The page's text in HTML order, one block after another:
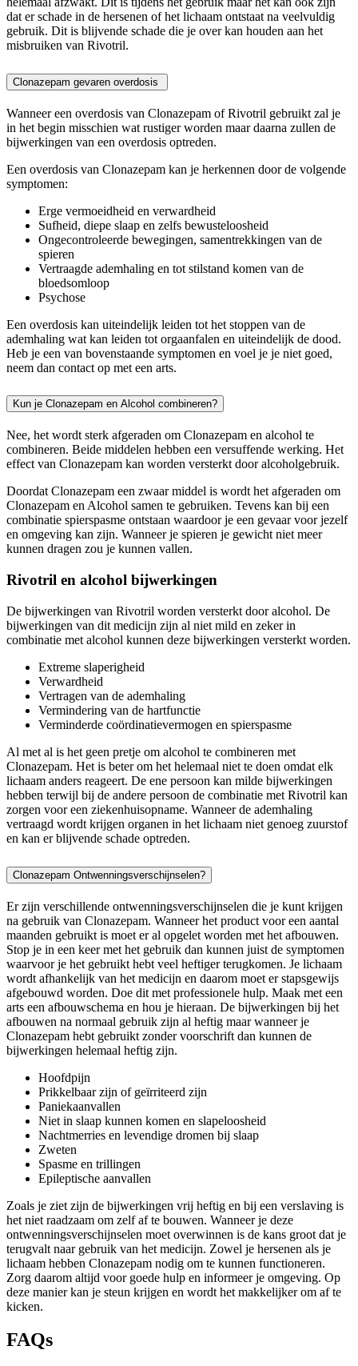
dat er schade in de hersenen of het lichaam ontstaat na veelvuldig
gebruik. Dit is blijvende schade die je over kan houden aan het
misbruiken van Rivotril.
Clonazepam gevaren overdosis
Wanneer een overdosis van Clonazepam of Rivotril gebruikt zal je
in het begin misschien wat rustiger worden maar daarna zullen de
bijwerkingen van een overdosis optreden.
Een overdosis van Clonazepam kan je herkennen door de volgende
symptomen:
Erge vermoeidheid en verwardheid
Sufheid, diepe slaap en zelfs bewusteloosheid
Ongecontroleerde bewegingen, samentrekkingen van de
spieren
Vertraagde ademhaling en tot stilstand komen van de
bloedsomloop
Psychose
Een overdosis kan uiteindelijk leiden tot het stoppen van de
ademhaling wat kan leiden tot orgaanfalen en uiteindelijk de dood.
Heb je een van bovenstaande symptomen en voel je je niet goed,
neem dan contact op met een arts.
Kun je Clonazepam en Alcohol combineren?
Nee, het wordt sterk afgeraden om Clonazepam en alcohol te
combineren. Beide middelen hebben een versuffende werking. Het
effect van Clonazepam kan worden versterkt door alcoholgebruik.
Doordat Clonazepam een zwaar middel is wordt het afgeraden om
Clonazepam en Alcohol samen te gebruiken. Tevens kan bij een
combinatie spierspasme ontstaan waardoor je een gevaar voor jezelf
en omgeving kan zijn. Wanneer je spieren je gewicht niet meer
kunnen dragen zou je kunnen vallen.
Rivotril en alcohol bijwerkingen
De bijwerkingen van Rivotril worden versterkt door alcohol. De
bijwerkingen van dit medicijn zijn al niet mild en zeker in
combinatie met alcohol kunnen deze bijwerkingen versterkt worden.
Extreme slaperigheid
Verwardheid
Vertragen van de ademhaling
Vermindering van de hartfunctie
Verminderde coördinatievermogen en spierspasme
Al met al is het geen pretje om alcohol te combineren met
Clonazepam. Het is beter om het helemaal niet te doen omdat elk
lichaam anders reageert. De ene persoon kan milde bijwerkingen
hebben terwijl bij de andere persoon de combinatie met Rivotril kan
zorgen voor een ziekenhuisopname. Wanneer de ademhaling
vertraagd wordt krijgen organen in het lichaam niet genoeg zuurstof
en kan er blijvende schade optreden.
Clonazepam Ontwenningsverschijnselen?
Er zijn verschillende ontwenningsverschijnselen die je kunt krijgen
na gebruik van Clonazepam. Wanneer het product voor een aantal
maanden gebruikt is moet er al opgelet worden met het afbouwen.
Stop je in een keer met het gebruik dan kunnen juist de symptomen
waarvoor je het gebruikt hebt veel heftiger terugkomen. Je lichaam
wordt afhankelijk van het medicijn en daarom moet er stapsgewijs
afgebouwd worden. Doe dit met professionele hulp. Maak met een
arts een afbouwschema en hou je hieraan. De bijwerkingen bij het
afbouwen na normaal gebruik zijn al heftig maar wanneer je
Clonazepam hebt gebruikt zonder voorschrift dan kunnen de
bijwerkingen helemaal heftig zijn.
Hoofdpijn
Prikkelbaar zijn of geïrriteerd zijn
Paniekaanvallen
Niet in slaap kunnen komen en slapeloosheid
Nachtmerries en levendige dromen bij slaap
Zweten
Spasme en trillingen
Epileptische aanvallen
Zoals je ziet zijn de bijwerkingen vrij heftig en bij een verslaving is
het niet raadzaam om zelf af te bouwen. Wanneer je deze
ontwenningsverschijnselen moet overwinnen is de kans groot dat je
terugvalt naar gebruik van het medicijn. Zowel je hersenen als je
lichaam hebben Clonazepam nodig om te kunnen functioneren.
Zorg daarom altijd voor goede hulp en informeer je omgeving. Op
deze manier kan je steun krijgen en wordt het makkelijker om af te
kicken.
FAQs